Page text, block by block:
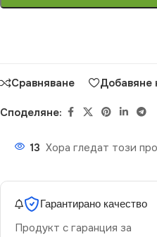
Сравняване Добавяне
Споделяне:
13 Хора гледат този
Гарантирано качество
Продукт с гаранция за